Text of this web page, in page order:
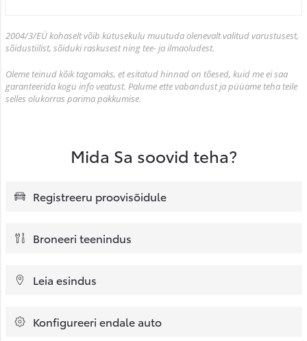
2004/3/EÜ kohaselt võib kütusekulu muutuda olenevalt valitud varustusest,
sõidustiilist, sõiduki raskusest ning tee- ja ilmaoludest.
Oleme teinud kõik tagamaks, et esitatud hinnad on tõesed, kuid me ei saa
garanteerida kogu info veatust. Palume ette vabandust ja püüame teha teile
selles olukorras parima pakkumise.
Mida Sa soovid teha?
Registreeru proovisõidule
Broneeri teenindus
Leia esindus
Konfigureeri endale auto